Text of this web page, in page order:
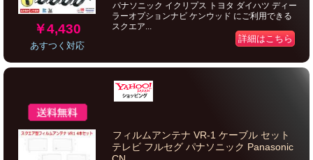
￥4,430
あすつく対応
パナソニック イクリプス トヨタ ダイハツ ディー
ラーオプションナビ ケンウッド にご利用できる
スクエア...
詳細はこちら
フィルムアンテナ VR-1 ケーブル セット
テレビ フルセグ パナソニック Panasonic